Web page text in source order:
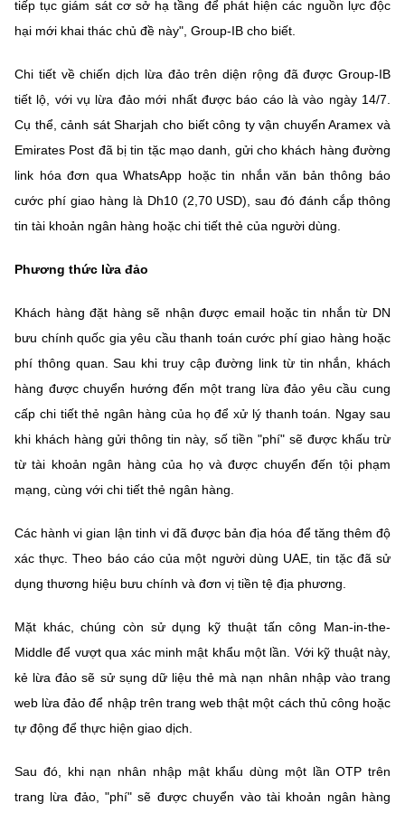
tiếp tục giám sát cơ sở hạ tầng để phát hiện các nguồn lực độc
hại mới khai thác chủ đề này", Group-IB cho biết.
Chi tiết về chiến dịch lừa đảo trên diện rộng đã được Group-IB
tiết lộ, với vụ lừa đảo mới nhất được báo cáo là vào ngày 14/7.
Cụ thể, cảnh sát Sharjah cho biết công ty vận chuyển Aramex và
Emirates Post đã bị tin tặc mạo danh, gửi cho khách hàng đường
link hóa đơn qua WhatsApp hoặc tin nhắn văn bản thông báo
cước phí giao hàng là Dh10 (2,70 USD), sau đó đánh cắp thông
tin tài khoản ngân hàng hoặc chi tiết thẻ của người dùng.
Phương thức lừa đảo
Khách hàng đặt hàng sẽ nhận được email hoặc tin nhắn từ DN
bưu chính quốc gia yêu cầu thanh toán cước phí giao hàng hoặc
phí thông quan. Sau khi truy cập đường link từ tin nhắn, khách
hàng được chuyển hướng đến một trang lừa đảo yêu cầu cung
cấp chi tiết thẻ ngân hàng của họ để xử lý thanh toán. Ngay sau
khi khách hàng gửi thông tin này, số tiền "phí" sẽ được khấu trừ
từ tài khoản ngân hàng của họ và được chuyển đến tội phạm
mạng, cùng với chi tiết thẻ ngân hàng.
Các hành vi gian lận tinh vi đã được bản địa hóa để tăng thêm độ
xác thực. Theo báo cáo của một người dùng UAE, tin tặc đã sử
dụng thương hiệu bưu chính và đơn vị tiền tệ địa phương.
Mặt khác, chúng còn sử dụng kỹ thuật tấn công Man-in-the-
Middle để vượt qua xác minh mật khẩu một lần. Với kỹ thuật này,
kẻ lừa đảo sẽ sử sụng dữ liệu thẻ mà nạn nhân nhập vào trang
web lừa đảo để nhập trên trang web thật một cách thủ công hoặc
tự động để thực hiện giao dịch.
Sau đó, khi nạn nhân nhập mật khẩu dùng một lần OTP trên
trang lừa đảo, "phí" sẽ được chuyển vào tài khoản ngân hàng